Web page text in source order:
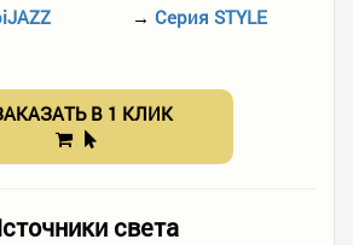
→ Серия STYLE
В 1 КЛИК
света